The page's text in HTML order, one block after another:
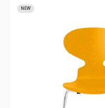
NEW